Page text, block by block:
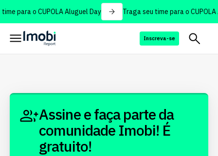
para o CUPOLA Aluguel Day Traga seu time para o CUPOLA
Inscreva-se
Assine e faça parte da
comunidade Imobi! É
gratuito!